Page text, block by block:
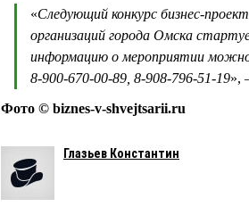
«Следующий конкурс бизнес-
организаций города Омска
информацию о мероприятии
8-900-670-00-89, 8-908-796-51-19»,
Фото © biznes-v-shvejtsarii.ru
Глазьев Константин